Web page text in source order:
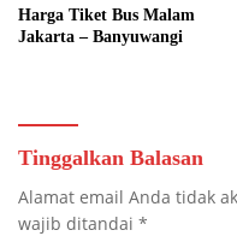
Harga Tiket Bus Malam
Jakarta – Banyuwangi
Tinggalkan Balasan
Alamat email Anda tidak
wajib ditandai *